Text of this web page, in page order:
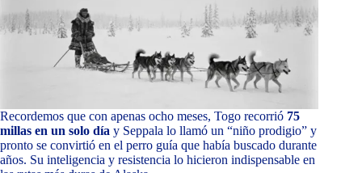
Recordemos que con apenas ocho meses, Togo recorrió 75
millas en un solo día y Seppala lo llamó un “niño prodigio” y
pronto se convirtió en el perro guía que había buscado durante
años. Su inteligencia y resistencia lo hicieron indispensable en